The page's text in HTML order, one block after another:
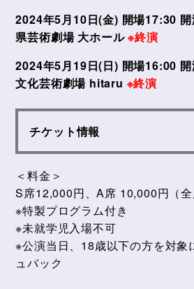
2024年5月10日(金) 開場17:30
県芸術劇場 大ホール※終演
2024年5月19日(日) 開場16:00
文化芸術劇場 hitaru ※終演
チケット情報
＜料金＞
S席12,000円、A席 10,000円（全
※特製プログラム付き
※未就学児入場不可
※公演当日、18歳以下の方を対象
ュバック